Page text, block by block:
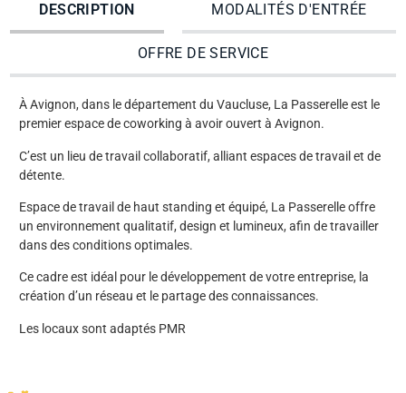
DESCRIPTION MODALITÉS D'ENTRÉE
OFFRE DE SERVICE
À Avignon, dans le département du Vaucluse, La Passerelle est le
premier espace de coworking à avoir ouvert à Avignon.
C’est un lieu de travail collaboratif, alliant espaces de travail et de
détente.
Espace de travail de haut standing et équipé, La Passerelle offre
un environnement qualitatif, design et lumineux, afin de travailler
dans des conditions optimales.
Ce cadre est idéal pour le développement de votre entreprise, la
création d’un réseau et le partage des connaissances.
Les locaux sont adaptés PMR